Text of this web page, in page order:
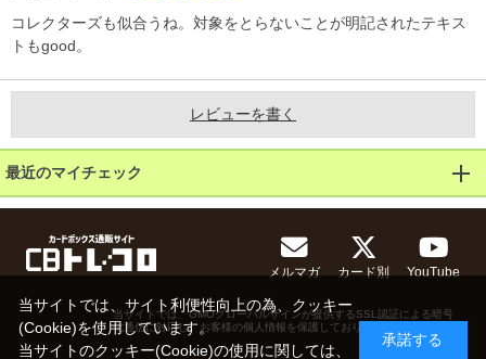
コレクターズも似合うね。対象をとらないことが明記されたテキス
トもgood。
レビューを書く
最近のマイチェック
メルマガ カード別 YouTube
当サイトでは、GMOグローバルサインが提供するSSL認証による暗号
化通信に対応し、お客様の個人情報を保護しております。
当サイトでは、サイト利便性向上の為、クッキー
(Cookie)を使用しています。
当サイトのクッキー(Cookie)の使用に関しては、
承諾する